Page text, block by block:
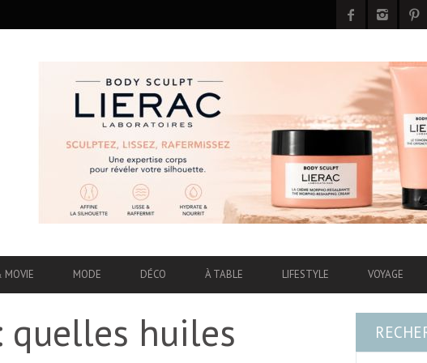
MOVIE MODE DÉCO À TABLE LIFESTYLE VOYAGE
quelles huiles